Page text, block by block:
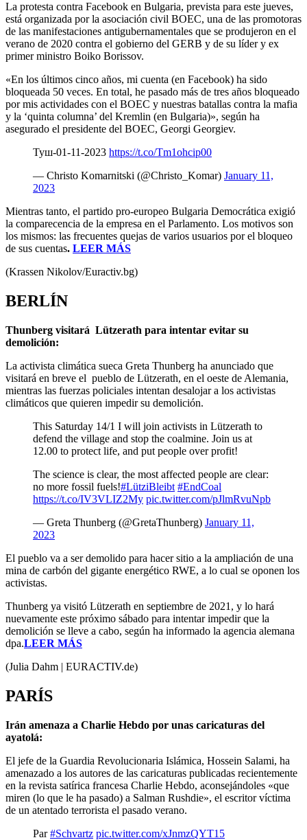
La protesta contra Facebook en Bulgaria, prevista para este jueves,
está organizada por la asociación civil BOEC, una de las promotoras
de las manifestaciones antigubernamentales que se produjeron en el
verano de 2020 contra el gobierno del GERB y de su líder y ex
primer ministro Boiko Borissov.
«En los últimos cinco años, mi cuenta (en Facebook) ha sido
bloqueada 50 veces. En total, he pasado más de tres años bloqueado
por mis actividades con el BOEC y nuestras batallas contra la mafia
y la ‘quinta columna’ del Kremlin (en Bulgaria)», según ha
asegurado el presidente del BOEC, Georgi Georgiev.
Туш-01-11-2023 https://t.co/Tm1ohcip00
— Christo Komarnitski (@Christo_Komar) January 11,
2023
Mientras tanto, el partido pro-europeo Bulgaria Democrática exigió
la comparecencia de la empresa en el Parlamento. Los motivos son
los mismos: las frecuentes quejas de varios usuarios por el bloqueo
de sus cuentas. LEER MÁS
(Krassen Nikolov/Euractiv.bg)
BERLÍN
Thunberg visitará Lützerath para intentar evitar su
demolición:
La activista climática sueca Greta Thunberg ha anunciado que
visitará en breve el pueblo de Lützerath, en el oeste de Alemania,
mientras las fuerzas policiales intentan desalojar a los activistas
climáticos que quieren impedir su demolición.
This Saturday 14/1 I will join activists in Lützerath to
defend the village and stop the coalmine. Join us at
12.00 to protect life, and put people over profit!
The science is clear, the most affected people are clear:
no more fossil fuels!#LütziBleibt #EndCoal
https://t.co/IV3VLIZ2My pic.twitter.com/pJlmRvuNpb
— Greta Thunberg (@GretaThunberg) January 11,
2023
El pueblo va a ser demolido para hacer sitio a la ampliación de una
mina de carbón del gigante energético RWE, a lo cual se oponen los
activistas.
Thunberg ya visitó Lützerath en septiembre de 2021, y lo hará
nuevamente este próximo sábado para intentar impedir que la
demolición se lleve a cabo, según ha informado la agencia alemana
dpa.LEER MÁS
(Julia Dahm | EURACTIV.de)
PARÍS
Irán amenaza a Charlie Hebdo por unas caricaturas del
ayatolá:
El jefe de la Guardia Revolucionaria Islámica, Hossein Salami, ha
amenazado a los autores de las caricaturas publicadas recientemente
en la revista satírica francesa Charlie Hebdo, aconsejándoles «que
miren (lo que le ha pasado) a Salman Rushdie», el escritor víctima
de un atentado terrorista el pasado verano.
Par#Schvartz pic.twitter.com/xJnmzQYT15